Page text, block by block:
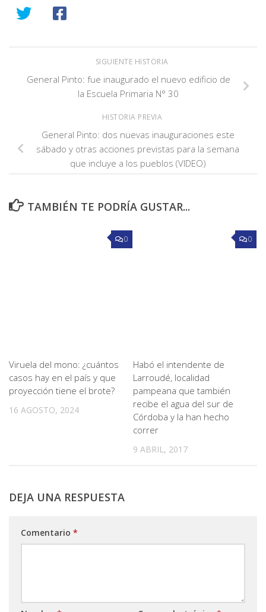
SIGUIENTE HISTORIA
General Pinto: fue inaugurado el nuevo edificio de
la Escuela Primaria N° 30
HISTORIA PREVIA
General Pinto: dos nuevas inauguraciones este
sábado y otras acciones previstas para la semana
que incluye a los pueblos (VIDEO)
TAMBIÉN TE PODRÍA GUSTAR...
0
Viruela del mono: ¿cuántos
casos hay en el país y que
proyección tiene el brote?
16 AGOSTO, 2024
0
Habó el intendente de
Larroudé, localidad
pampeana que también
recibe el agua del sur de
Córdoba y la han hecho
correr
9 ABRIL, 2017
DEJA UNA RESPUESTA
Comentario *